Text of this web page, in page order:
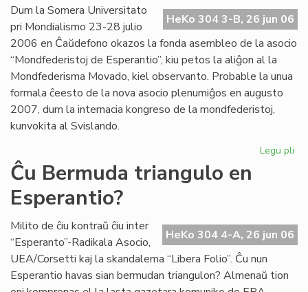
la
HeKo 304 3-B, 26 jun 06
Dum la Somera Universitato
pri Mondialismo 23-28 julio
2006 en Ĉaŭdefono okazos la fonda asembleo de la asocio
“Mondfederistoj de Esperantio”, kiu petos la aliĝon al la
Mondfederisma Movado, kiel observanto. Probable la unua
formala ĉeesto de la nova asocio plenumiĝos en augusto
2007, dum la internacia kongreso de la mondfederistoj,
kunvokita al Svislando.
Legu pli
Ĉu Bermuda triangulo en
Esperantio?
HeKo 304 4-A, 26 jun 06
Milito de ĉiu kontraŭ ĉiu inter
“Esperanto”-Radikala Asocio,
UEA/Corsetti kaj la skandalema “Libera Folio”. Ĉu nun
Esperantio havas sian bermudan triangulon? Almenaŭ tion